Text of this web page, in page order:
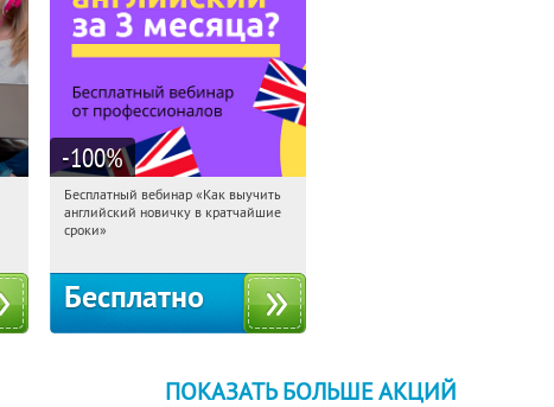
-100%
02:17:08 Получили:16
Россия
Бесплатный вебинар «Как выучить
английский новичку в кратчайшие
сроки»
Бесплатно
ПОКАЗАТЬ БОЛЬШЕ АКЦИЙ